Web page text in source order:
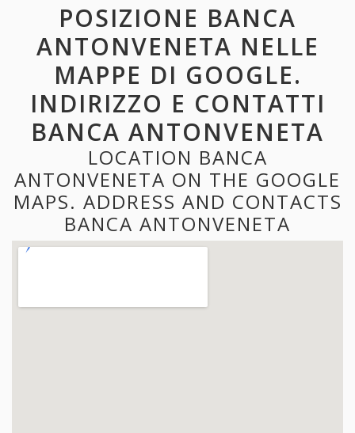
POSIZIONE BANCA
ANTONVENETA NELLE
MAPPE DI GOOGLE.
INDIRIZZO E CONTATTI
BANCA ANTONVENETA
LOCATION BANCA
ANTONVENETA ON THE GOOGLE
MAPS. ADDRESS AND CONTACTS
BANCA ANTONVENETA